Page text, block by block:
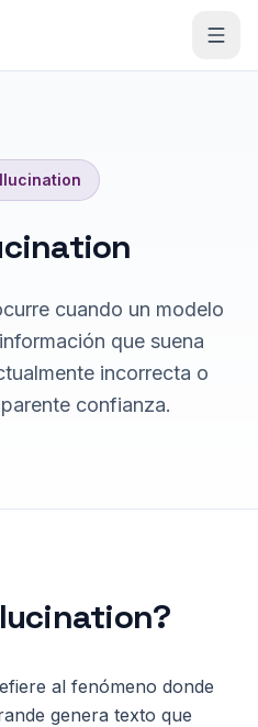
cuando un modelo
que suena
incorrecta o
confianza.
?
al fenómeno donde
genera texto que